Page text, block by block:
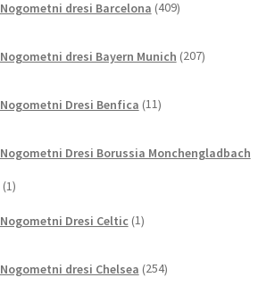
Nogometni dresi Barcelona 409izdelkov
Nogometni dresi Bayern Munich 207izdelkov
Nogometni Dresi Benfica 11izdelkov
Nogometni Dresi Borussia Monchengladbach
11
Nogometni Dresi Celtic 1izdelek
Nogometni dresi Chelsea 254izdelkov